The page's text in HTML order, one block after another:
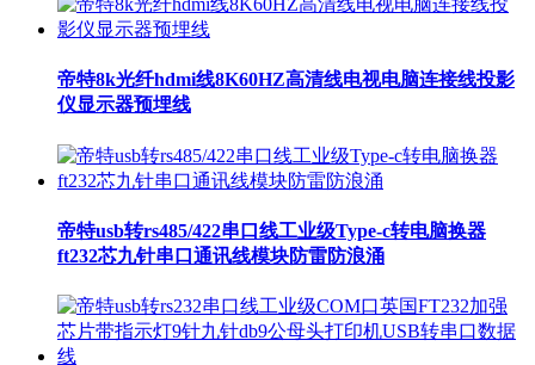
帝特8k光纤hdmi线8K60HZ高清线电视电脑连接线投影
仪显示器预埋线
帝特usb转rs485/422串口线工业级Type-c转电脑换器
ft232芯九针串口通讯线模块防雷防浪涌